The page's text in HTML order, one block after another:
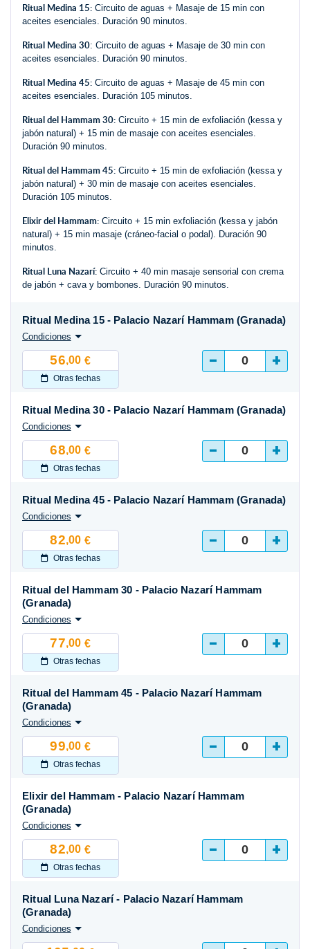
Ritual Medina 15: Circuito de aguas + Masaje de 15 min con
aceites esenciales. Duración 90 minutos.
Ritual Medina 30: Circuito de aguas + Masaje de 30 min con
aceites esenciales. Duración 90 minutos.
Ritual Medina 45: Circuito de aguas + Masaje de 45 min con
aceites esenciales. Duración 105 minutos.
Ritual del Hammam 30: Circuito + 15 min de exfoliación (kessa y
jabón natural) + 15 min de masaje con aceites esenciales.
Duración 90 minutos.
Ritual del Hammam 45: Circuito + 15 min de exfoliación (kessa y
jabón natural) + 30 min de masaje con aceites esenciales.
Duración 105 minutos.
Elixir del Hammam: Circuito + 15 min exfoliación (kessa y jabón
natural) + 15 min masaje (cráneo-facial o podal). Duración 90
minutos.
Ritual Luna Nazarí: Circuito + 40 min masaje sensorial con crema
de jabón + cava y bombones. Duración 90 minutos.
56,00 €
Otras fechas
Ritual Medina 15 - Palacio Nazarí Hammam (Granada)
Condiciones
- +
68,00 €
Otras fechas
Ritual Medina 30 - Palacio Nazarí Hammam (Granada)
Condiciones
- +
82,00 €
Otras fechas
Ritual Medina 45 - Palacio Nazarí Hammam (Granada)
Condiciones
- +
77,00 €
Otras fechas
Ritual del Hammam 30 - Palacio Nazarí Hammam
(Granada)
Condiciones
- +
99,00 €
Otras fechas
Ritual del Hammam 45 - Palacio Nazarí Hammam
(Granada)
Condiciones
- +
82,00 €
Otras fechas
Elixir del Hammam - Palacio Nazarí Hammam
(Granada)
Condiciones
- +
Ritual Luna Nazarí - Palacio Nazarí Hammam
(Granada)
Condiciones